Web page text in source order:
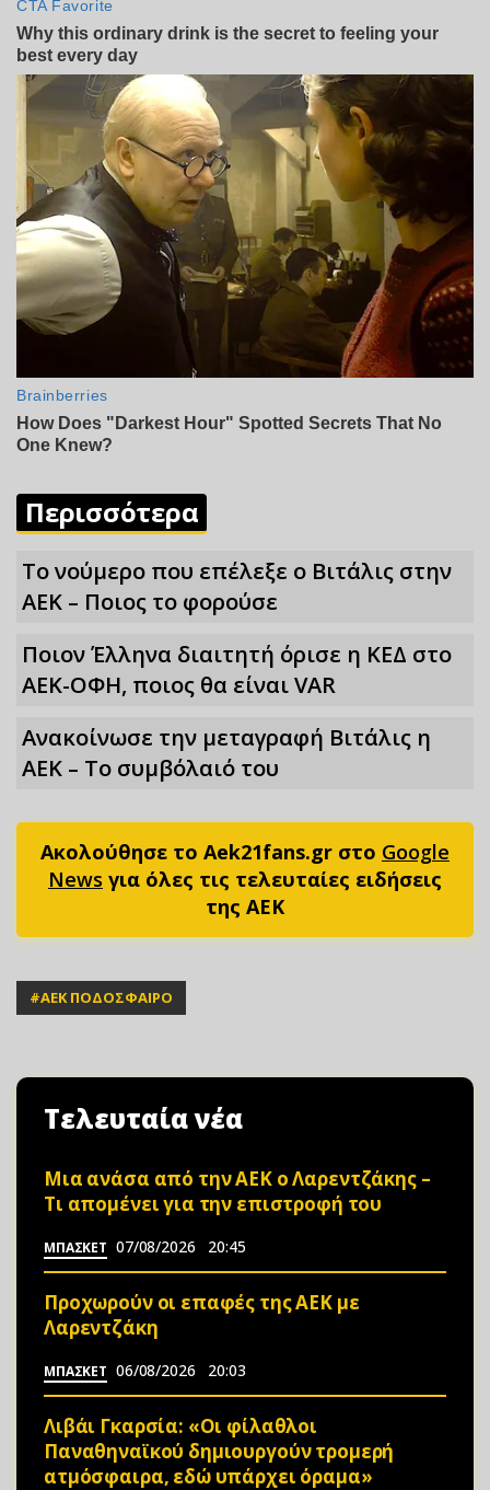
Περισσότερα
Το νούμερο που επέλεξε ο Βιτάλις στην
ΑΕΚ – Ποιος το φορούσε
Ποιον Έλληνα διαιτητή όρισε η ΚΕΔ στο
ΑΕΚ-ΟΦΗ, ποιος θα είναι VAR
Ανακοίνωσε την μεταγραφή Βιτάλις η
ΑΕΚ – Το συμβόλαιό του
Ακολούθησε το Aek21fans.gr στο Google
News για όλες τις τελευταίες ειδήσεις
της ΑΕΚ
#ΑΕΚ ΠΟΔΟΣΦΑΙΡΟ
Τελευταία νέα
Μια ανάσα από την ΑΕΚ ο Λαρεντζάκης –
Τι απομένει για την επιστροφή του
ΜΠΑΣΚΕΤ 07/08/2026 20:45
Προχωρούν οι επαφές της ΑΕΚ με
Λαρεντζάκη
ΜΠΑΣΚΕΤ 06/08/2026 20:03
Λιβάι Γκαρσία: «Οι φίλαθλοι
Παναθηναϊκού δημιουργούν τρομερή
ατμόσφαιρα, εδώ υπάρχει όραμα»